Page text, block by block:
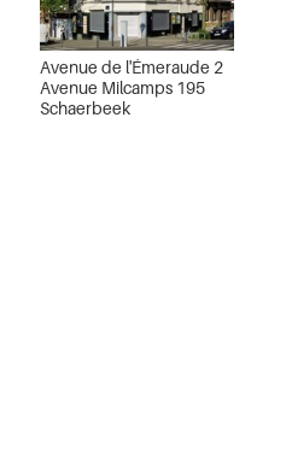
Avenue de l'Émeraude 2
Avenue Milcamps 195
Schaerbeek